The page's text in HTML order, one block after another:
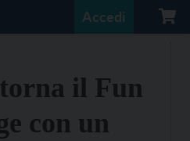
Accedi
il Fun
con un